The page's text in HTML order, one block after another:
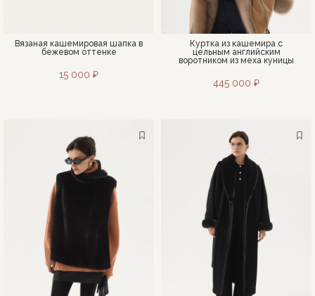
Вязаная кашемировая шапка в
бежевом оттенке
15 000 ₽
Куртка из кашемира с
цельным английским
воротником из меха куницы
445 000 ₽